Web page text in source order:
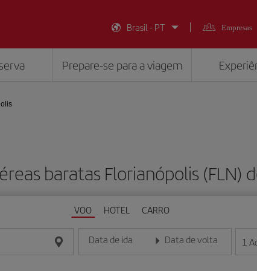
Brasil - PT
Empresas
Prepare-se para a viagem
baratas Florianópolis (FLN)
VOO HOTEL CARRO
Data de ida
Insira a data no formato dia/mês/ano
Data de volta
Insira a data no formato dia/
1